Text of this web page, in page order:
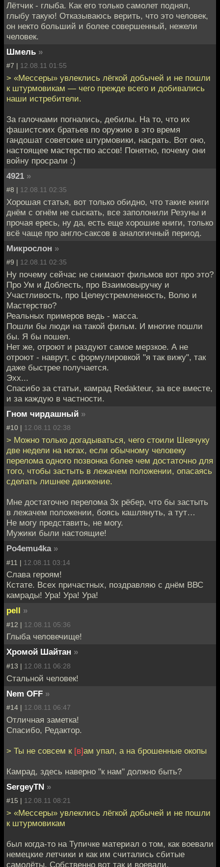
Лётчик - глыба. Как его только самолет поднял,
глыбу такую! Отказываюсь верить, что это человек,
он некто больший и более совершенный, нежели
человек.
Шмель »
#7 | 12.08.11 01:55
> «Мессеры» увлеклись лёгкой добычей и не пошли
к штурмовикам — чего прежде всего и добивались
наши истребители.
За галочками погнались, дебилы. На то, что их
фашистских братьев по оружию в это время
гандошат советские штурмовики, насрать. Вот оно,
настоящее мастерство ассов! Понятно, почему они
войну просрали :)
4921 »
#8 | 12.08.11 02:35
Хорошая статья, вот только обидно, что такие книги
днём с огнём не сыскать, все заполонили Резуны и
прочая ересь, ну да, есть еще хорошие книги, только
всё чаще про англо-саксов в аналогичный период.
Микрослон »
#9 | 12.08.11 02:35
Ну почему сейчас не снимают фильмов вот про это?
Про Ум и Доблесть, про Взаимовыручку и
Участливость, про Целеустремленность, Волю и
Мастерство?
Реальных примеров ведь - масса.
Пошли бы люди на такой фильм. И многие пошли
бы. Я бы пошел.
Нет же, отроют и раздуют самое мерзкое. А не
отроют - наврут, с формулировкой "я так вижу", так
даже быстрее получается.
Эхх...
Спасибо за статьи, камрад Redakteur, за все вместе,
и за каждую в частности.
Гном чирдашный »
#10 | 12.08.11 02:38
> Можно только догадываться, чего стоили Шевчуку
две недели на ногах, если обычному человеку
перелома одного позвонка более чем достаточно для
того, чтобы застыть в лежачем положении, опасаясь
сделать лишнее движение.
Мне достаточно перелома 3х рёбер, что бы застыть
в лежачем положении, боясь кашлянуть, а тут…
Не могу представить, не могу.
Мужики были настоящие!
Po4emu4ka »
#11 | 12.08.11 03:14
Слава героям!
Кстате. Всех причастных, поздравляю с днём ВВС
камрады! Ура! Ура! Ура!
pell »
#12 | 12.08.11 05:36
Глыба человечище!
Хромой Шайтан »
#13 | 12.08.11 06:28
Стальной человек!
Nem OFF »
#14 | 12.08.11 06:47
Отличная заметка!
Спасибо, Редактор.
> Ты не совсем к [в]ам упал, а на брошенные окопы
Камрад, здесь наверно "к нам" должно быть?
SergeyTN »
#15 | 12.08.11 08:21
> «Мессеры» увлеклись лёгкой добычей и не пошли
к штурмовикам
был когда-то на Тупичке материал о том, как воевали
немецкие летчики и как им считались сбитые
самолёты. Собственно вот так и воевали.